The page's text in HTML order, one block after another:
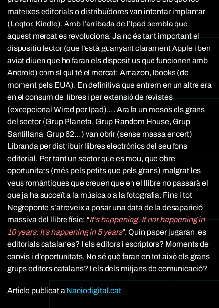
mateixes editorials o distribuïdores van intentar implantar
(Leqtor, Kindle). Amb l’arribada de l’Ipad sembla que
aquest mercat es revoluciona. Ja no és tant important el
dispositiu lector (que l’està guanyant clarament Apple i ben
aviat diuen que ho faran els dispositius que funcionen amb
Android) com si qui té el mercat: Amazon, Ibooks (de
moment pels EUA). En definitiva que entrem en un altre era
en el consum de llibres i per extensió de revistes
(excepcional Wired per Ipad)…. Ara fa un mesos els grans
del sector (Grup Planeta, Grup Random House, Grup
Santillana, Grup 62…) van obrir (sense massa encert)
Libranda per distribuir llibres electrònics del seu fons
editorial. Per tant un sector que es mou, que obre
oportunitats (més pels petits que pels grans) malgrat les
veus romàntiques que creuen que en el llibre no passarà el
que ja ha succeït a la música o a la fotografia. Fins i tot
Negroponte s’atreveix a posar una data de la desaparició
massiva del llibre físic: “It’s happening. It not happening in
10 years. It’s happening in 5 years”. Quin paper jugaran les
editorials catalanes? I els editors i escriptors? Moments de
canvis i d’oportunitats. No sé què faran en tot això els grans
grups editors catalans? I els dels mitjans de comunicació?
Article publicat a Naciodigital.cat